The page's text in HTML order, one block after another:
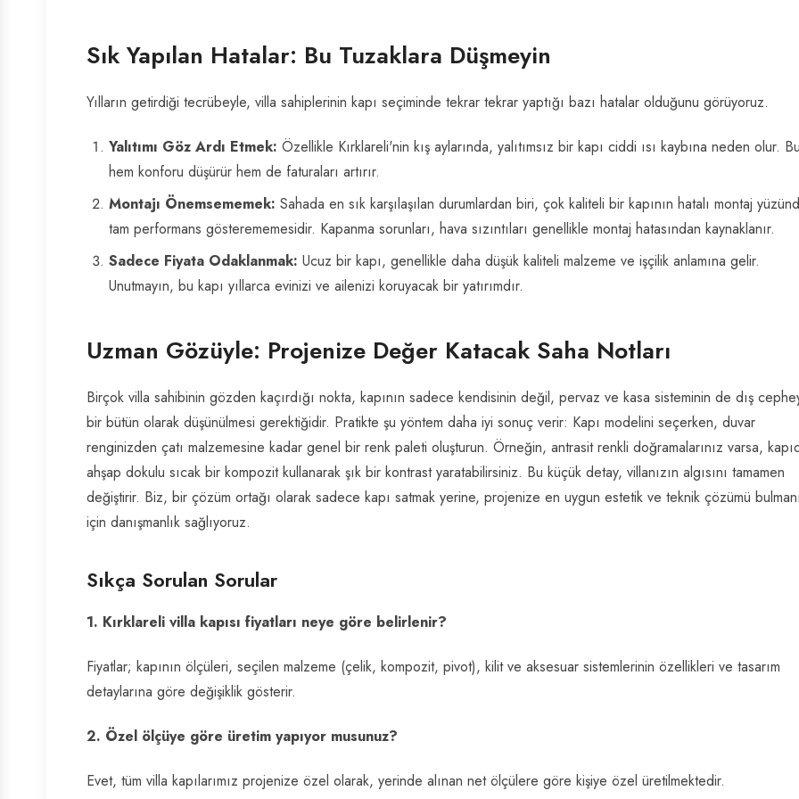
Sık Yapılan Hatalar: Bu Tuzaklara Düşmeyin
Yılların getirdiği tecrübeyle, villa sahiplerinin kapı seçiminde tekrar tekrar yaptığı bazı hatalar olduğunu görüyoruz.
Yalıtımı Göz Ardı Etmek: Özellikle Kırklareli'nin kış aylarında, yalıtımsız bir kapı ciddi ısı kaybına neden olur.
hem konforu düşürür hem de faturaları artırır.
Montajı Önemsememek: Sahada en sık karşılaşılan durumlardan biri, çok kaliteli bir kapının hatalı montaj
tam performans gösterememesidir. Kapanma sorunları, hava sızıntıları genellikle montaj hatasından kaynaklanır.
Sadece Fiyata Odaklanmak: Ucuz bir kapı, genellikle daha düşük kaliteli malzeme ve işçilik anlamına gelir.
Unutmayın, bu kapı yıllarca evinizi ve ailenizi koruyacak bir yatırımdır.
Uzman Gözüyle: Projenize Değer Katacak Saha Notları
Birçok villa sahibinin gözden kaçırdığı nokta, kapının sadece kendisinin değil, pervaz ve kasa sisteminin de dış
bir bütün olarak düşünülmesi gerektiğidir. Pratikte şu yöntem daha iyi sonuç verir: Kapı modelini seçerken, duvar
renginizden çatı malzemesine kadar genel bir renk paleti oluşturun. Örneğin, antrasit renkli doğramalarınız varsa,
ahşap dokulu sıcak bir kompozit kullanarak şık bir kontrast yaratabilirsiniz. Bu küçük detay, villanızın algısını tamamen
değiştirir. Biz, bir çözüm ortağı olarak sadece kapı satmak yerine, projenize en uygun estetik ve teknik çözümü
için danışmanlık sağlıyoruz.
Sıkça Sorulan Sorular
1. Kırklareli villa kapısı fiyatları neye göre belirlenir?
Fiyatlar; kapının ölçüleri, seçilen malzeme (çelik, kompozit, pivot), kilit ve aksesuar sistemlerinin özellikleri ve tasarım
detaylarına göre değişiklik gösterir.
2. Özel ölçüye göre üretim yapıyor musunuz?
Evet, tüm villa kapılarımız projenize özel olarak, yerinde alınan net ölçülere göre kişiye özel üretilmektedir.